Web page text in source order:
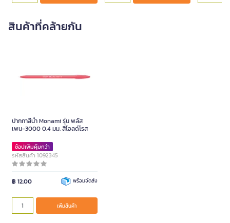
สินค้าที่คล้ายกัน
ปากกาสีน้ำ Monami รุ่น พลัส
เพน-3000 0.4 มม. สีโอลด์โรส
ช้อปเพิ่มคุ้มกว่า
รหัสสินค้า 1092345
฿ 12.00 พร้อมจัดส่ง
เพิ่มสินค้า